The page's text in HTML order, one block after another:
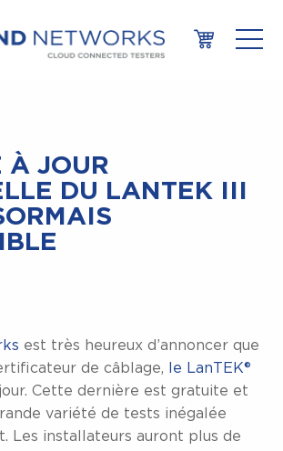
À JOUR
DU LANTEK III
est très heureux d’annoncer que
de câblage,
le LanTEK®
Cette dernière est gratuite et
variété de tests inégalée
Les installateurs auront plus de